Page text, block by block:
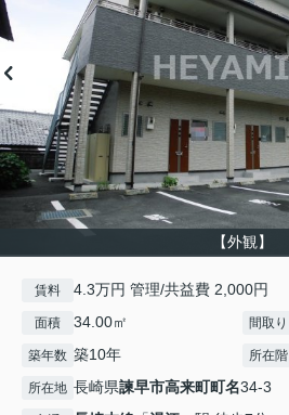
【外観】
賃料 4.3万円 管理/共益費 2,000円
面積 34.00㎡ 間取り
築年数 築10年 所在階
所在地 長崎県諫早市高来町町名34-3